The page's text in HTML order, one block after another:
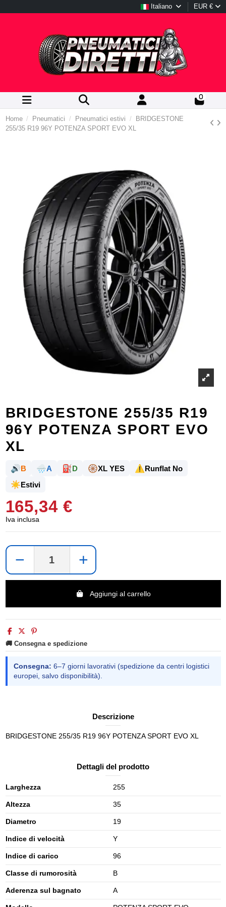
Italiano EUR €
0
Home Pneumatici Pneumatici estivi
BRIDGESTONE
255/35 R19 96Y POTENZA SPORT EVO XL
BRIDGESTONE 255/35 R19
96Y POTENZA SPORT EVO
XL
🔊B 🌧️A ⛽D 🛞XL YES ⚠️Runflat No
☀️Estivi
165,34 €
Iva inclusa
− +
Aggiungi al carrello
🚚 Consegna e spedizione
Consegna: 6–7 giorni lavorativi (spedizione da centri logistici
europei, salvo disponibilità).
Descrizione
BRIDGESTONE 255/35 R19 96Y POTENZA SPORT EVO XL
Dettagli del prodotto
Larghezza 255
Altezza 35
Diametro 19
Indice di velocità Y
Indice di carico 96
Classe di rumorosità B
Aderenza sul bagnato A